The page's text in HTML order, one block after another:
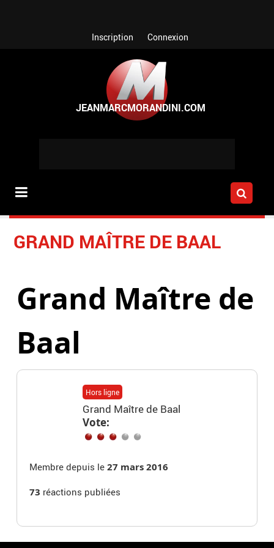
Inscription Connexion
GRAND MAÎTRE DE BAAL
Grand Maître de
Baal
Hors ligne
Grand Maître de Baal
Vote:
Membre depuis le27 mars 2016
73 réactions publiées